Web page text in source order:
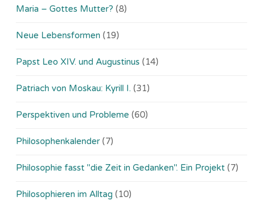
Maria – Gottes Mutter? (8)
Neue Lebensformen (19)
Papst Leo XIV. und Augustinus (14)
Patriach von Moskau: Kyrill I. (31)
Perspektiven und Probleme (60)
Philosophenkalender (7)
Philosophie fasst "die Zeit in Gedanken". Ein Projekt (7)
Philosophieren im Alltag (10)